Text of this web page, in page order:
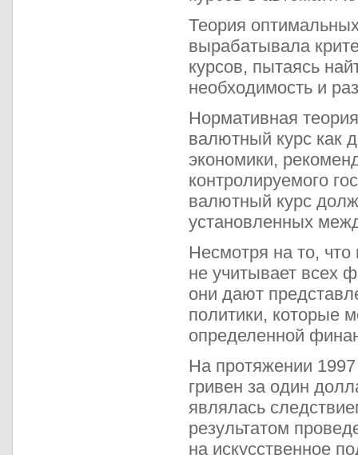
Теория
вырабатывала
курсов, пытаясь
необходимость и
Нормативная
валютный курс как
экономики,
контролируемого
валютный курс
установленных
Несмотря на то,
не учитывает всех
они дают
политики, которые
определенной
На протяжении
гривен за один
являлась
результатом
на искусственное